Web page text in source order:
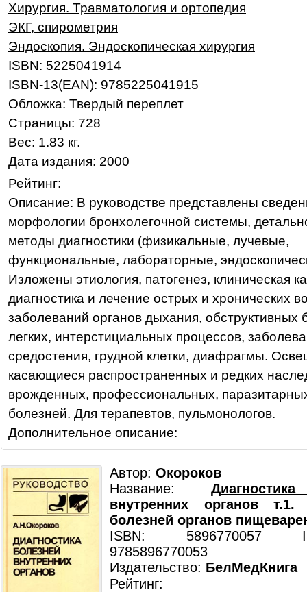
Хирургия. Травматология и ортопедия
ЭКГ, спирометрия
Эндоскопия. Эндоскопическая хирургия
ISBN: 5225041914
ISBN-13(EAN): 9785225041915
Обложка: Твердый переплет
Страницы: 728
Вес: 1.83 кг.
Дата издания: 2000
Рейтинг:
Описание: В руководстве представлены
морфологии бронхолегочной системы,
методы диагностики (физикальные, лучевые,
функциональные, лабораторные,
Изложены этиология, патогенез, клиническая
диагностика и лечение острых и хронических
заболеваний органов дыхания, обструктивных
легких, интерстициальных процессов,
средостения, грудной клетки, диафрагмы.
касающиеся распространенных и редких
врожденных, профессиональных,
болезней. Для терапевтов, пульмонологов.
Дополнительное описание:
Автор: Окороков
Название:
внутренних органов т.1.
болезней органов
ISBN: 5896770057
9785896770053
Издательство: БелМедКнига
Рейтинг: